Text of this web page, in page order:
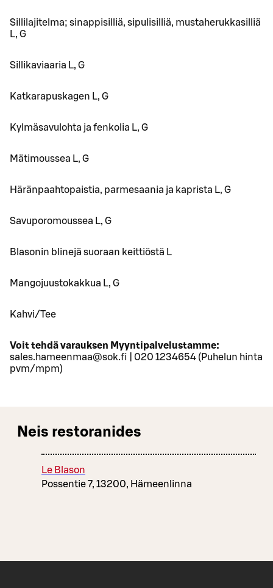
Sillilajitelma; sinappisilliä, sipulisilliä, mustaherukkasilliä
L, G
Sillikaviaaria L, G
Katkarapuskagen L, G
Kylmäsavulohta ja fenkolia L, G
Mätimoussea L, G
Häränpaahtopaistia, parmesaania ja kaprista L, G
Savuporomoussea L, G
Blasonin blinejä suoraan keittiöstä L
Mangojuustokakkua L, G
Kahvi/Tee
Voit tehdä varauksen Myyntipalvelustamme:
sales.hameenmaa@sok.fi | 020 1234654 (Puhelun hinta
pvm/mpm)
Neis restoranides
Le Blason
Possentie 7, 13200, Hämeenlinna